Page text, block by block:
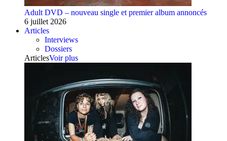
Adult DVD – nouveau single et premier album annoncés
6 juillet 2026
Articles
Interviews
Dossiers
ArticlesVoir plus